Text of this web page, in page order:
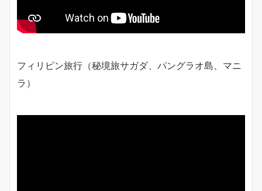
フィリピン旅行（秘境旅サガダ、パングラオ島、マニ
ラ）